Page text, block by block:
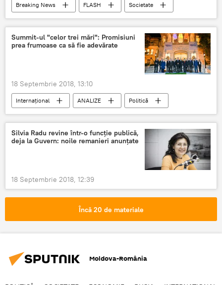
Breaking News FLASH
Societate
Vremea
Summit-ul "celor trei mări": Promisiuni
prea frumoase ca să fie adevărate
18 Septembrie 2018, 13:10
Internaţional ANALIZE Politică
Silvia Radu revine într-o funcție publică,
deja la Guvern: noile remanieri anunțate
18 Septembrie 2018, 12:39
Încă 20 de materiale
Moldova-România